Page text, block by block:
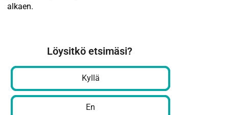
alkaen.
Löysitkö etsimäsi?
Kyllä
En